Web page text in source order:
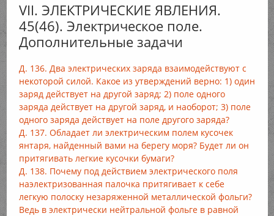
VII. ЭЛЕКТРИЧЕСКИЕ ЯВЛЕНИЯ.
45(46). Электрическое поле.
Дополнительные задачи
Д. 136. Два электрических заряда взаимодействуют с
некоторой силой. Какое из утверждений верно: 1) один
заряд действует на другой заряд; 2) поле одного
заряда действует на другой заряд, и наоборот; 3) поле
одного заряда действует на поле другого заряда?
Д. 137. Обладает ли электрическим полем кусочек
янтаря, найденный вами на берегу моря? Будет ли он
притягивать легкие кусочки бумаги?
Д. 138. Почему под действием электрического поля
наэлектризованная палочка притягивает к себе
легкую полоску незаряженной металлической фольги?
Ведь в электрически нейтральной фольге в равной